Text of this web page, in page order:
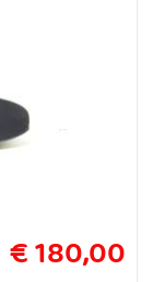
€ 180,00